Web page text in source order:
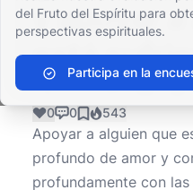
del Fruto del Espíritu para
perspectivas espirituales.
Participa en la
y apoyar
está
0 0 543
Apoyar a alguien que
profundo de amor y
profundamente con las